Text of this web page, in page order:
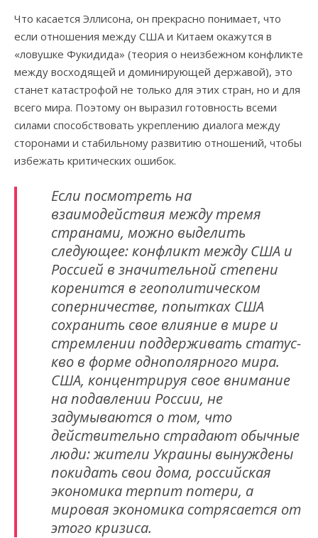
Что касается Эллисона, он прекрасно понимает, что
если отношения между США и Китаем окажутся в
«ловушке Фукидида» (теория о неизбежном конфликте
между восходящей и доминирующей державой), это
станет катастрофой не только для этих стран, но и для
всего мира. Поэтому он выразил готовность всеми
силами способствовать укреплению диалога между
сторонами и стабильному развитию отношений, чтобы
избежать критических ошибок.
Если посмотреть на
взаимодействия между тремя
странами, можно выделить
следующее: конфликт между США и
Россией в значительной степени
коренится в геополитическом
соперничестве, попытках США
сохранить свое влияние в мире и
стремлении поддерживать статус-
кво в форме однополярного мира.
США, концентрируя свое внимание
на подавлении России, не
задумываются о том, что
действительно страдают обычные
люди: жители Украины вынуждены
покидать свои дома, российская
экономика терпит потери, а
мировая экономика сотрясается от
этого кризиса.